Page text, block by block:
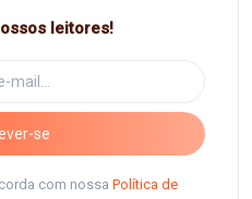
leitores!
se
com nossa Política de